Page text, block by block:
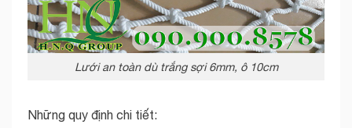
Lưới an toàn dù trắng sợi 6mm, ô 10cm
Những quy định chi tiết: